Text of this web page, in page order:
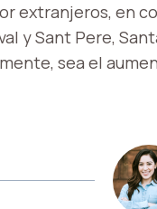
extranjeros, en
y Sant Pere,
sea el